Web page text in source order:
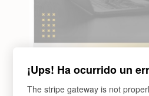
Membresía 2
Donation mensual para seguir
y facilitando recursos en pdf.
¡Ups! Ha ocurrido un
The stripe gateway is not